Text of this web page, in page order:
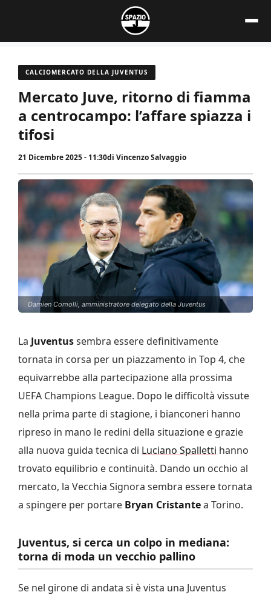
contenuto
CALCIOMERCATO DELLA JUVENTUS
Mercato Juve, ritorno di fiamma
a centrocampo: l’affare spiazza i
tifosi
21 Dicembre 2025 - 11:30di Vincenzo Salvaggio
Damien Comolli, amministratore delegato della Juventus
La Juventussembra essere definitivamente
tornata in corsa per un piazzamento in Top 4, che
equivarrebbe alla partecipazione alla prossima
UEFA Champions League. Dopo le difficoltà vissute
nella prima parte di stagione, i bianconeri hanno
ripreso in mano le redini della situazione e grazie
alla nuova guida tecnica di Luciano Spalletti hanno
trovato equilibrio e continuità. Dando un occhio al
mercato, la Vecchia Signora sembra essere tornata
a spingere per portare Bryan Cristantea Torino.
Juventus, si cerca un colpo in mediana:
torna di moda un vecchio pallino
Se nel girone di andata si è vista una Juventus